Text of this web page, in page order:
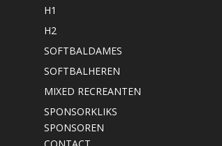
H1
H2
SOFTBALDAMES
SOFTBALHEREN
MIXED RECREANTEN
SPONSORKLIKS
SPONSOREN